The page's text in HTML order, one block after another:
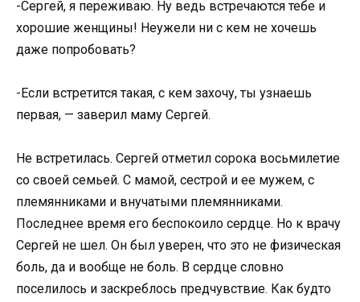
-Сергей, я переживаю. Ну ведь встречаются тебе и
хорошие женщины! Неужели ни с кем не хочешь
даже попробовать?
-Если встретится такая, с кем захочу, ты узнаешь
первая, — заверил маму Сергей.
Не встретилась. Сергей отметил сорока восьмилетие
со своей семьей. С мамой, сестрой и ее мужем, с
племянниками и внучатыми племянниками.
Последнее время его беспокоило сердце. Но к врачу
Сергей не шел. Он был уверен, что это не физическая
боль, да и вообще не боль. В сердце словно
поселилось и заскреблось предчувствие. Как будто